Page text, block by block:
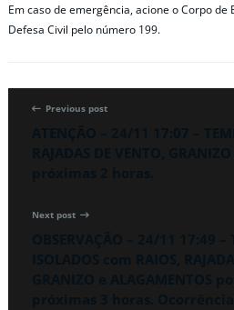
Em caso de emergência, acione o Corpo
Defesa Civil pelo número 199.
Previous post
Next post